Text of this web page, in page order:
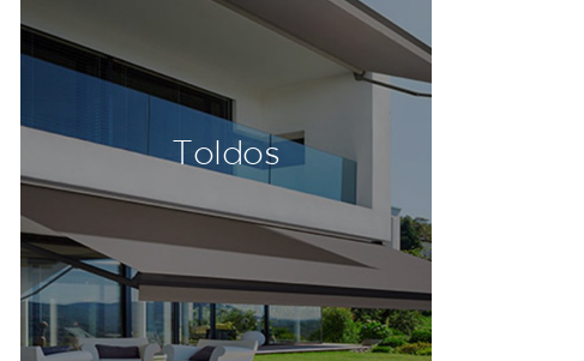
Toldos